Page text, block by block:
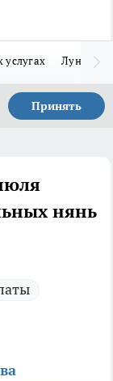
услугах Лунно-
Принять
нянь